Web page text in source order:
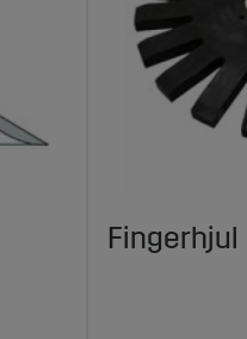
Fingerhjul